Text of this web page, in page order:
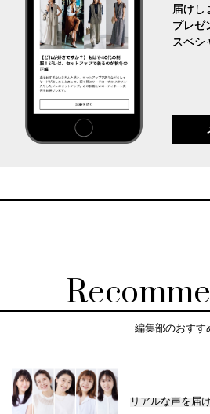
届けし
プレゼ
スペシ
編集部のおすす
リアルな声を届